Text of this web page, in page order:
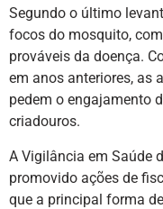
Segundo o último
focos do mosquito,
prováveis da doença.
em anos anteriores, as
pedem o engajamento
criadouros.
A Vigilância em Saúde
promovido ações de
que a principal forma